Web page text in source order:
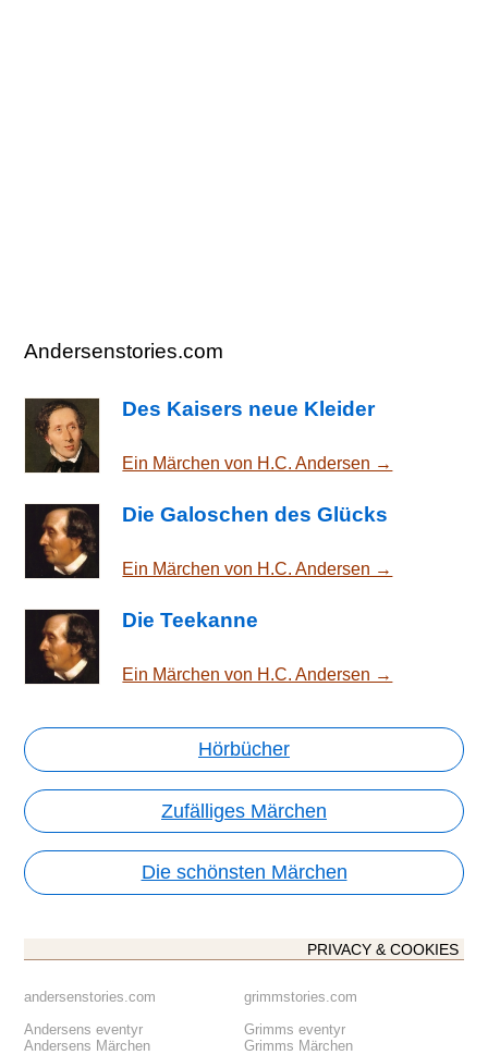
Andersenstories.com
Des Kaisers neue Kleider
Ein Märchen von H.C. Andersen →
Die Galoschen des Glücks
Ein Märchen von H.C. Andersen →
Die Teekanne
Ein Märchen von H.C. Andersen →
Hörbücher
Zufälliges Märchen
Die schönsten Märchen
PRIVACY & COOKIES
andersenstories.com
Andersens eventyr
Andersens Märchen
grimmstories.com
Grimms eventyr
Grimms Märchen